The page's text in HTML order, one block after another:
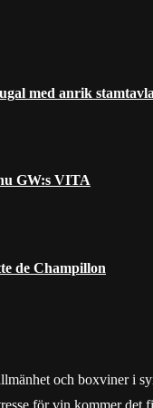
med anrik stamtavla
GW:s VITA
de Champillon
och boxviner i
för vin kommer det